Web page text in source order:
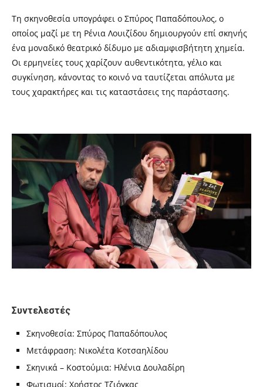
Τη σκηνοθεσία υπογράφει ο Σπύρος Παπαδόπουλος, ο
οποίος μαζί με τη Ρένια Λουιζίδου δημιουργούν επί σκηνής
ένα μοναδικό θεατρικό δίδυμο με αδιαμφισβήτητη χημεία.
Οι ερμηνείες τους χαρίζουν αυθεντικότητα, γέλιο και
συγκίνηση, κάνοντας το κοινό να ταυτίζεται απόλυτα με
τους χαρακτήρες και τις καταστάσεις της παράστασης.
Συντελεστές
Σκηνοθεσία: Σπύρος Παπαδόπουλος
Μετάφραση: Νικολέτα Κοτσαηλίδου
Σκηνικά – Κοστούμια: Ηλένια Δουλαδίρη
Φωτισμοί: Χρήστος Τζιόγκας